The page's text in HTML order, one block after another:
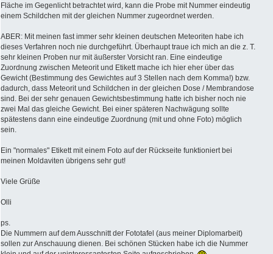
Fläche im Gegenlicht betrachtet wird, kann die Probe mit Nummer eindeutig
einem Schildchen mit der gleichen Nummer zugeordnet werden.
ABER: Mit meinen fast immer sehr kleinen deutschen Meteoriten habe ich
dieses Verfahren noch nie durchgeführt. Überhaupt traue ich mich an die z. T.
sehr kleinen Proben nur mit äußerster Vorsicht ran. Eine eindeutige
Zuordnung zwischen Meteorit und Etikett mache ich hier eher über das
Gewicht (Bestimmung des Gewichtes auf 3 Stellen nach dem Komma!) bzw.
dadurch, dass Meteorit und Schildchen in der gleichen Dose / Membrandose
sind. Bei der sehr genauen Gewichtsbestimmung hatte ich bisher noch nie
zwei Mal das gleiche Gewicht. Bei einer späteren Nachwägung sollte
spätestens dann eine eindeutige Zuordnung (mit und ohne Foto) möglich
sein.
Ein "normales" Etikett mit einem Foto auf der Rückseite funktioniert bei
meinen Moldaviten übrigens sehr gut!
Viele Grüße
Olli
ps.
Die Nummern auf dem Ausschnitt der Fototafel (aus meiner Diplomarbeit)
sollen zur Anschauung dienen. Bei schönen Stücken habe ich die Nummer